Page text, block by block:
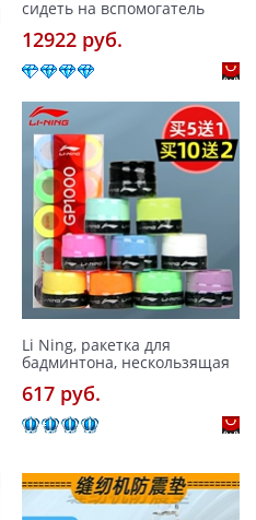
сидеть на вспомогатель
12922 pуб.
Li Ning, ракетка для
бадминтона, нескользящая
617 pуб.